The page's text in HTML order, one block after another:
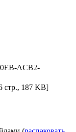
ACB2-
стр., 187 KB]